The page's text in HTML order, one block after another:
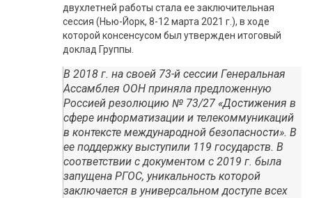
двухлетней работы стала ее заключительная
сессия (Нью-Йорк, 8-12 марта 2021 г.), в ходе
которой консенсусом был утвержден итоговый
доклад Группы.
В 2018 г. на своей 73-й сессии Генеральная
Ассамблея ООН приняла предложенную
Россией резолюцию № 73/27 «Достижения в
сфере информатизации и телекоммуникаций
в контексте международной безопасности». В
ее поддержку выступили 119 государств. В
соответствии с документом с 2019 г. была
запущена РГОС, уникальность которой
заключается в универсальном доступе всех